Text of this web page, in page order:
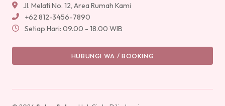
Jl. Melati No. 12, Area Rumah Kami
+62 812-3456-7890
Setiap Hari: 09.00 - 18.00 WIB
HUBUNGI WA / BOOKING